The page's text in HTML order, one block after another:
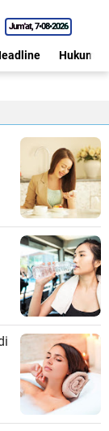
Jum'at 7•08•2026
Hukum